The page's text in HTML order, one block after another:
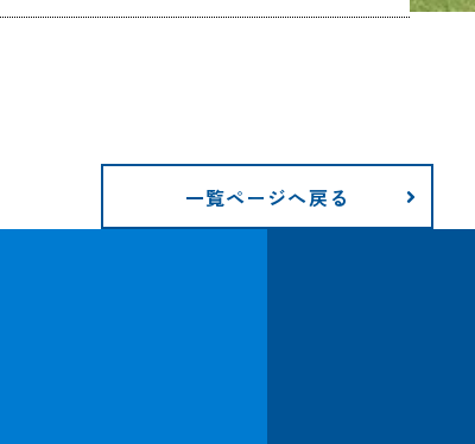
一覧ページへ戻る